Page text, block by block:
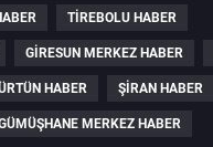
TIREBOLU HABER
GIRESUN MERKEZ HABER
HABER ŞIRAN HABER
MERKEZ HABER